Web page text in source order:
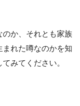
のか、それとも家族
れた噂なのかを知
みてください。